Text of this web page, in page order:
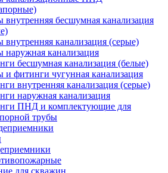
внутренняя бесшумная канализация
внутренняя канализация (серые)
наружная канализация
бесшумная канализация (белые)
и фитинги чугунная канализация
внутренняя канализация (серые)
наружная канализация
ПНД и комплектующие для
трубы
для скважин